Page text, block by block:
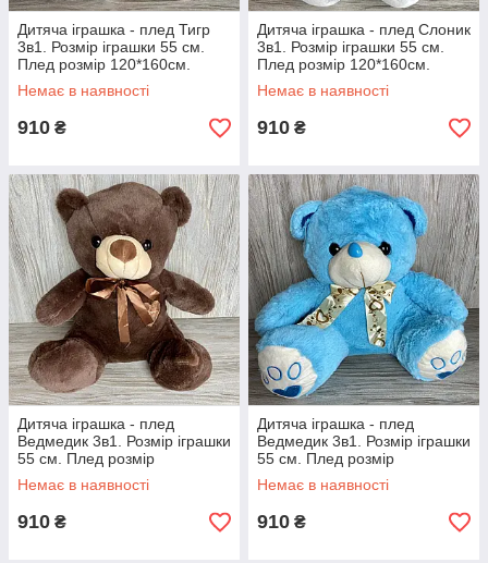
Дитяча іграшка - плед Тигр
3в1. Розмір іграшки 55 см.
Плед розмір 120*160см.
Немає в наявності
910 ₴
Дитяча іграшка - плед Слоник
3в1. Розмір іграшки 55 см.
Плед розмір 120*160см.
Немає в наявності
910 ₴
Дитяча іграшка - плед
Ведмедик 3в1. Розмір іграшки
55 см. Плед розмір
120*160см.
Немає в наявності
910 ₴
Дитяча іграшка - плед
Ведмедик 3в1. Розмір іграшки
55 см. Плед розмір
120*160см.
Немає в наявності
910 ₴